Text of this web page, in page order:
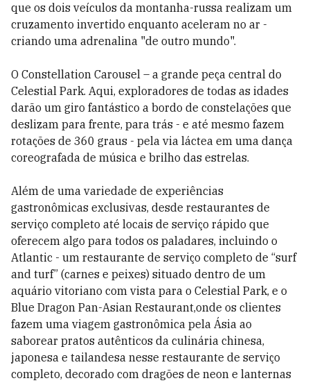
que os dois veículos da montanha-russa realizam um
cruzamento invertido enquanto aceleram no ar -
criando uma adrenalina "de outro mundo".
O Constellation Carousel – a grande peça central do
Celestial Park. Aqui, exploradores de todas as idades
darão um giro fantástico a bordo de constelações que
deslizam para frente, para trás - e até mesmo fazem
rotações de 360 graus - pela via láctea em uma dança
coreografada de música e brilho das estrelas.
Além de uma variedade de experiências
gastronômicas exclusivas, desde restaurantes de
serviço completo até locais de serviço rápido que
oferecem algo para todos os paladares, incluindo o
Atlantic - um restaurante de serviço completo de “surf
and turf” (carnes e peixes) situado dentro de um
aquário vitoriano com vista para o Celestial Park, e o
Blue Dragon Pan-Asian Restaurant,onde os clientes
fazem uma viagem gastronômica pela Ásia ao
saborear pratos autênticos da culinária chinesa,
japonesa e tailandesa nesse restaurante de serviço
completo, decorado com dragões de neon e lanternas